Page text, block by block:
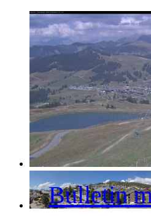
La station des Saisies et le
Bulletin